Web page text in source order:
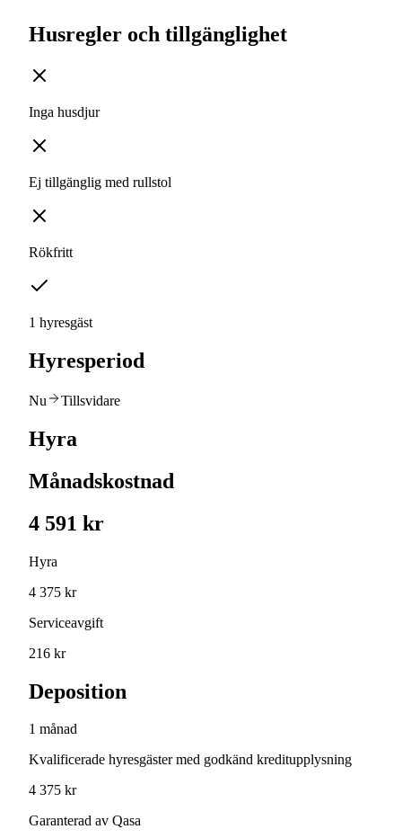
Husregler och tillgänglighet
Inga husdjur
Ej tillgänglig med rullstol
Rökfritt
1 hyresgäst
Hyresperiod
Nu Tillsvidare
Hyra
Månadskostnad
4 591 kr
Hyra
4 375 kr
Serviceavgift
216 kr
Deposition
1 månad
Kvalificerade hyresgäster med godkänd kreditupplysning
4 375 kr
Garanterad av Qasa